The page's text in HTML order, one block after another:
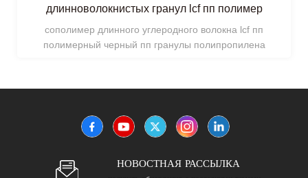
углеродного волокна
переработанное и первичное длинное
волокно pp 94-V0 гранулы
НОВОСТНАЯ РАССЫЛКА